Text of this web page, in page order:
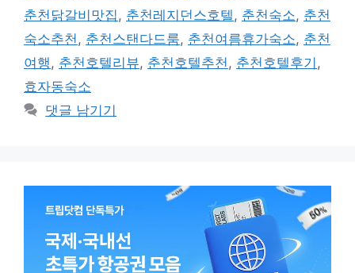
춘천닭갈비맛집, 춘천레지던스호텔, 춘천숙소, 춘천
숙소추천, 춘천스탠다드룸, 춘천여름휴가숙소, 춘천
여행, 춘천호텔리뷰, 춘천호텔추천, 춘천호텔후기 ,
효자동숙소
댓글 남기기